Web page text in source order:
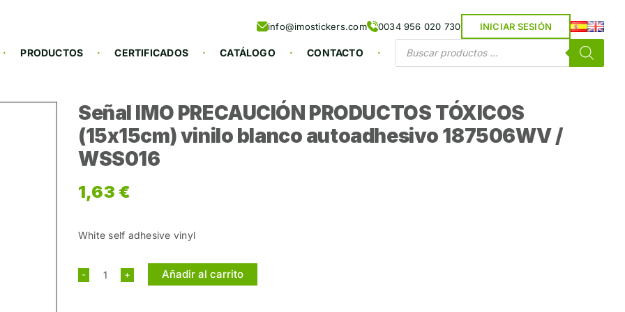
info@imostickers.com 0034 956 020 730 INICIAR SESIÓN
PRODUCTOS CERTIFICADOS CATÁLOGO CONTACTO
Búsqueda
de
productos
Señal IMO PRECAUCIÓN PRODUCTOS TÓXICOS
(15x15cm) vinilo blanco autoadhesivo 187506WV /
WSS016
1,63 €
White self adhesive vinyl
Señal
Añadir al carrito